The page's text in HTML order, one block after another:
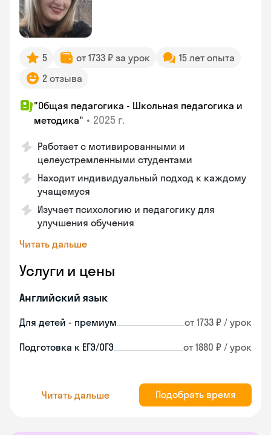
5 от 1733 ₽ за урок
15 лет опыта
2 отзыва
"Общая педагогика - Школьная педагогика и
методика" • 2025 г.
Работает с мотивированными и
целеустремленными студентами
Находит индивидуальный подход к каждому
учащемуся
Изучает психологию и педагогику для
улучшения обучения
Читать дальше
Услуги и цены
Английский язык
Для детей - премиум от 1733 ₽ / урок
Подготовка к ЕГЭ/ОГЭ от 1880 ₽ / урок
Читать дальше Подобрать время